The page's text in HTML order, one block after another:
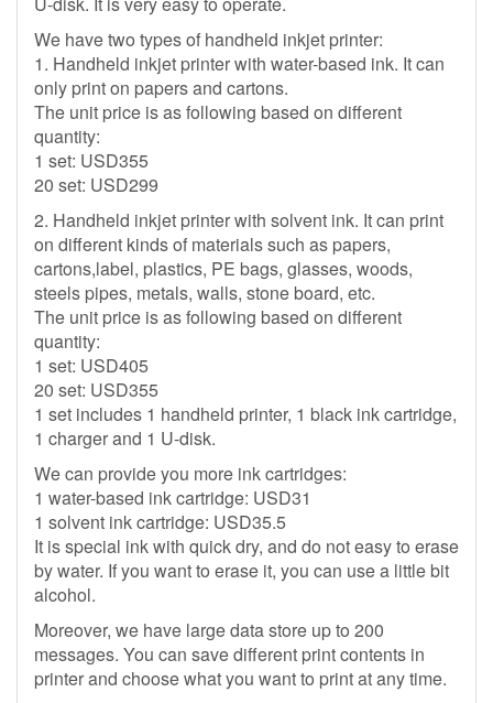
We have two types of handheld inkjet printer:
1. Handheld inkjet printer with water-based ink. It can
only print on papers and cartons.
The unit price is as following based on different
quantity:
1 set: USD355
20 set: USD299
2. Handheld inkjet printer with solvent ink. It can print
on different kinds of materials such as papers,
cartons,label, plastics, PE bags, glasses, woods,
steels pipes, metals, walls, stone board, etc.
The unit price is as following based on different
quantity:
1 set: USD405
20 set: USD355
1 set includes 1 handheld printer, 1 black ink cartridge,
1 charger and 1 U-disk.
We can provide you more ink cartridges:
1 water-based ink cartridge: USD31
1 solvent ink cartridge: USD35.5
It is special ink with quick dry, and do not easy to erase
by water. If you want to erase it, you can use a little bit
alcohol.
Moreover, we have large data store up to 200
messages. You can save different print contents in
printer and choose what you want to print at any time.